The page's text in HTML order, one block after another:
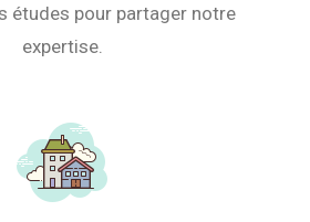
études pour partager notre
expertise.